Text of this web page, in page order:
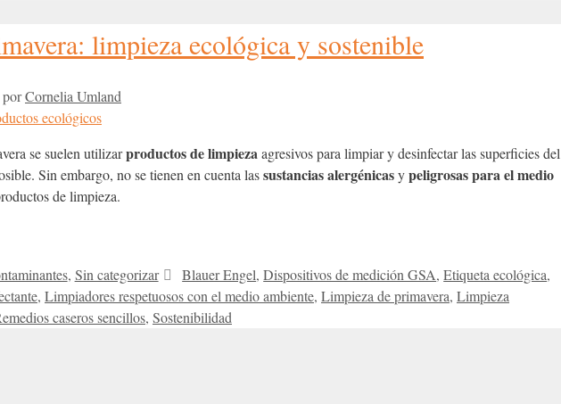
limpieza ecológica y sostenible
porCornelia Umland
se suelen utilizarproductos de limpiezaagresivos para limpiar y desinfectar las superficies del
Sin embargo, no se tienen en cuenta lassustancias alergénicasypeligrosas para el medio
de limpieza.
, Sin categorizar Etiquetas
Blauer Engel,Dispositivos de medición GSA,Etiqueta ecológica,
, Limpiadores respetuosos con el medio ambiente, Limpieza de primavera, Limpieza
caseros sencillos, Sostenibilidad